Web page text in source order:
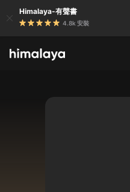
Himalaya-有聲書
4.8k 安裝